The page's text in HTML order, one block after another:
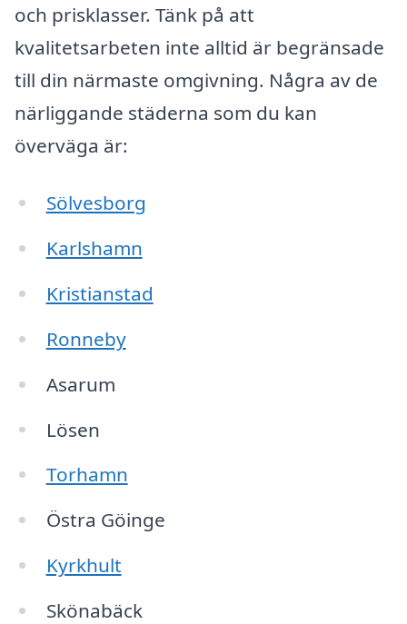
och prisklasser. Tänk på att
kvalitetsarbeten inte alltid är begränsade
till din närmaste omgivning. Några av de
närliggande städerna som du kan
överväga är:
Sölvesborg
Karlshamn
Kristianstad
Ronneby
Asarum
Lösen
Torhamn
Östra Göinge
Kyrkhult
Skönabäck